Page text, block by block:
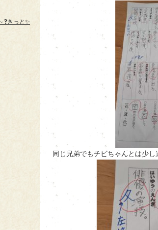
きっと✨
同じ兄弟でもチビちゃんとは少